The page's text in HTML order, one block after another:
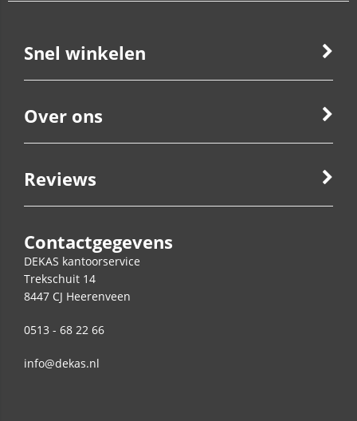
Snel winkelen
Over ons
Reviews
Contactgegevens
DEKAS kantoorservice
Trekschuit 14
8447 CJ Heerenveen
0513 - 68 22 66
info@dekas.nl